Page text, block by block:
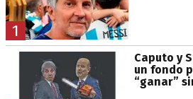
1
Caputo y
un fondo
“ganar”